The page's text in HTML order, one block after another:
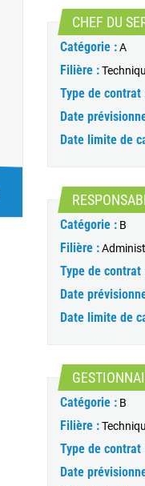
CHEF DU
Catégorie : A
Filière :
Type de contrat
Date
Date limite de
Catégorie : B
Filière :
Type de contrat
Date
Date limite de
Catégorie : B
Filière :
Type de contrat
Date